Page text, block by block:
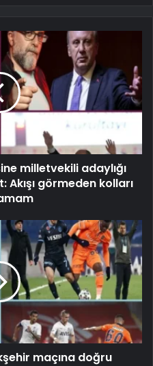
milletvekili adaylığı
Akışı görmeden kolları
maçına doğru